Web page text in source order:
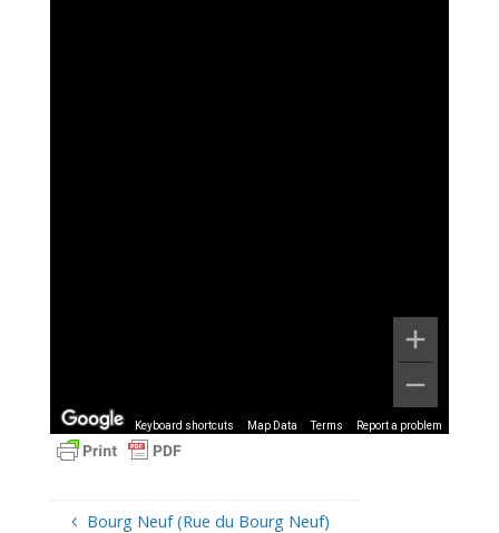
Keyboard shortcuts Map Data Terms Report a problem
Bourg Neuf (Rue du Bourg Neuf)